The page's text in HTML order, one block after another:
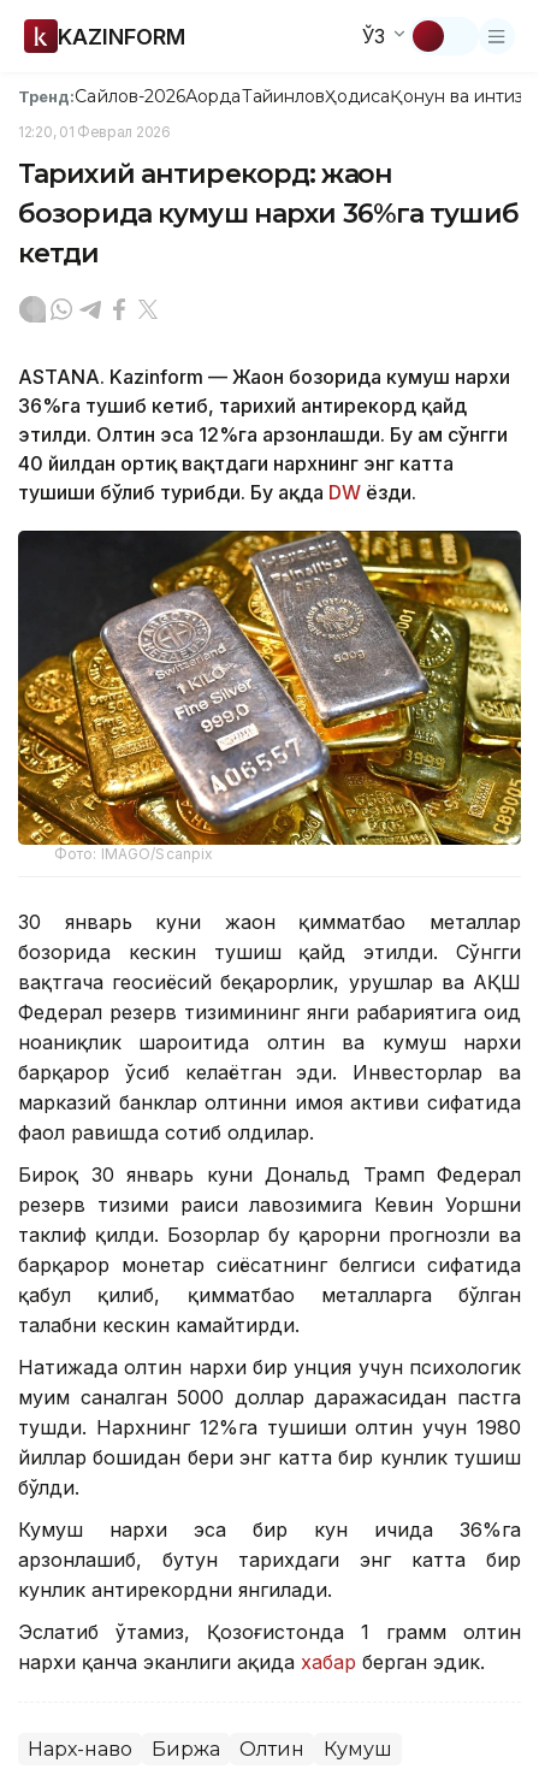
KAZINFORM ЎЗ
Тренд:Сайлов-2026АқордаТайинловҲодисаҚонун ва
12:20, 01 Феврал 2026
Тарихий антирекорд: жаҳон
бозорида кумуш нархи 36%га тушиб
кетди
АSTANА. Kazinform — Жаҳон бозорида кумуш нархи
36%га тушиб кетиб, тарихий антирекорд қайд
этилди. Олтин эса 12%га арзонлашди. Бу ҳам сўнгги
40 йилдан ортиқ вақтдаги нархнинг энг катта
тушиши бўлиб турибди. Бу ҳақда DW ёзди.
Фото: IMAGO/Scanpix
30 январь куни жаҳон қимматбаҳо металлар
бозорида кескин тушиш қайд этилди. Сўнгги
вақтгача геосиёсий беқарорлик, урушлар ва АҚШ
Федерал резерв тизимининг янги раҳбариятига оид
ноаниқлик шароитида олтин ва кумуш нархи
барқарор ўсиб келаётган эди. Инвесторлар ва
марказий банклар олтинни ҳимоя активи сифатида
фаол равишда сотиб олдилар.
Бироқ 30 январь куни Дональд Трамп Федерал
резерв тизими раиси лавозимига Кевин Уоршни
таклиф қилди. Бозорлар бу қарорни прогнозли ва
барқарор монетар сиёсатнинг белгиси сифатида
қабул қилиб, қимматбаҳо металларга бўлган
талабни кескин камайтирди.
Натижада олтин нархи бир унция учун психологик
муҳим саналган 5000 доллар даражасидан пастга
тушди. Нархнинг 12%га тушиши олтин учун 1980
йиллар бошидан бери энг катта бир кунлик тушиш
бўлди.
Кумуш нархи эса бир кун ичида 36%га
арзонлашиб, бутун тарихдаги энг катта бир
кунлик антирекордни янгилади.
Эслатиб ўтамиз, Қозоғистонда 1 грамм олтин
нархи қанча эканлиги ҳақида хабар берган эдик.
Нарх-наво Биржа Олтин Кумуш